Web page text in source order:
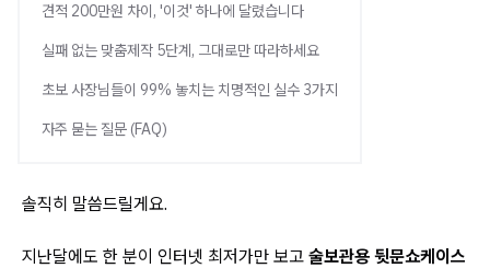
견적 200만원 차이, '이것' 하나에 달렸습니다
실패 없는 맞춤제작 5단계, 그대로만 따라하세요
초보 사장님들이 99% 놓치는 치명적인 실수 3가지
자주 묻는 질문 (FAQ)
솔직히 말씀드릴게요.
지난달에도 한 분이 인터넷 최저가만 보고 술보관용 뒷문쇼케이스